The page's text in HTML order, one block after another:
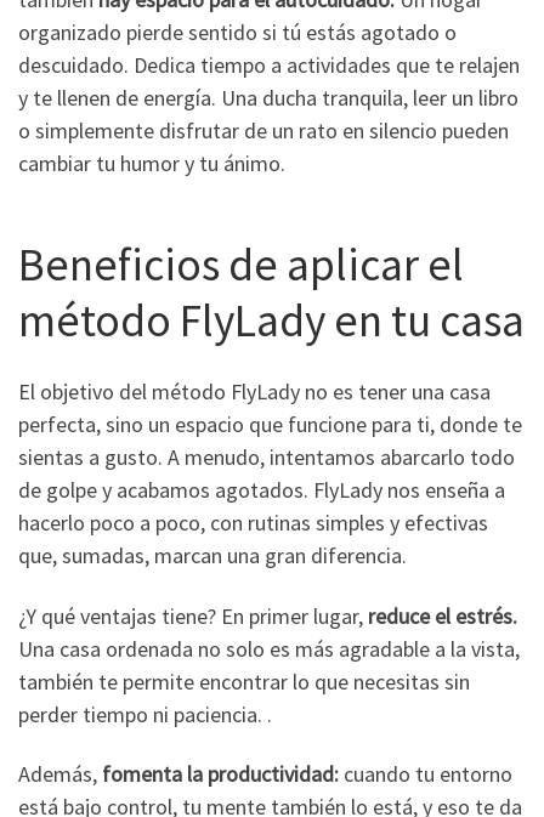
organizado pierde sentido si tú estás agotado o
descuidado. Dedica tiempo a actividades que te relajen
y te llenen de energía. Una ducha tranquila, leer un libro
o simplemente disfrutar de un rato en silencio pueden
cambiar tu humor y tu ánimo.
Beneficios de aplicar el
método FlyLady en tu casa
El objetivo del método FlyLady no es tener una casa
perfecta, sino un espacio que funcione para ti, donde te
sientas a gusto. A menudo, intentamos abarcarlo todo
de golpe y acabamos agotados. FlyLady nos enseña a
hacerlo poco a poco, con rutinas simples y efectivas
que, sumadas, marcan una gran diferencia.
¿Y qué ventajas tiene? En primer lugar, reduce el estrés.
Una casa ordenada no solo es más agradable a la vista,
también te permite encontrar lo que necesitas sin
perder tiempo ni paciencia. .
Además, fomenta la productividad: cuando tu entorno
está bajo control, tu mente también lo está, y eso te da